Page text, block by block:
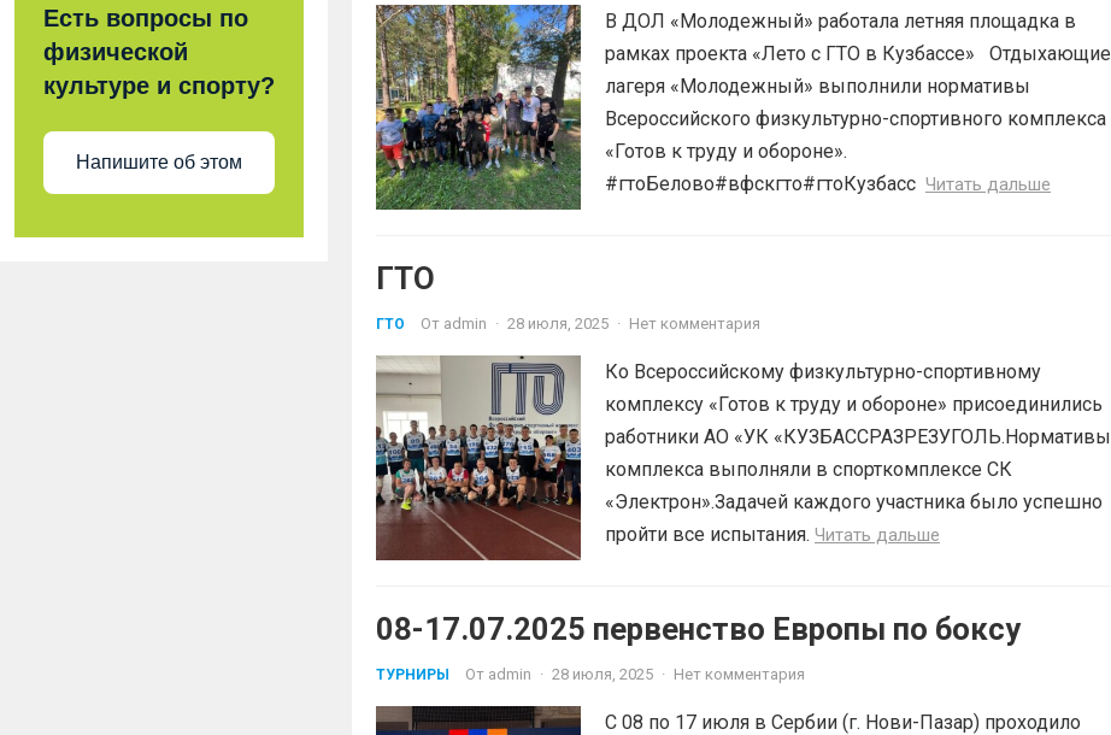
Есть вопросы по
физической
культуре и спорту?
Напишите об этом
В ДОЛ «Молодежный» работала летняя площадка в
рамках проекта «Лето с ГТО в Кузбассе»️⁣⁣⠀Отдыхающие
лагеря «Молодежный» выполнили нормативы
Всероссийского физкультурно-спортивного комплекса
«Готов к труду и обороне».
#гтоБелово#вфскгто#гтоКузбасс ⁣⁣ Читать дальше
ГТО
ГТО От admin · 28 июля, 2025 · Нет комментария
Ко Всероссийскому физкультурно-спортивному
комплексу «Готов к труду и обороне» присоединились
работники АО «УК «КУЗБАССРАЗРЕЗУГОЛЬ.Нормативы
комплекса выполняли в спорткомплексе СК
«Электрон».Задачей каждого участника было успешно
пройти все испытания. Читать дальше
08-17.07.2025 первенство Европы по боксу
ТУРНИРЫ От admin · 28 июля, 2025 · Нет комментария
С 08 по 17 июля в Сербии (г. Нови-Пазар) проходило